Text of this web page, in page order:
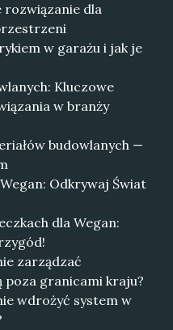
rozwiązanie dla
w garażu i jak je
Kluczowe
w branży
budowlanych —
Odkrywaj Świat
dla Wegan:
zarządzać
poza granicami kraju?
wdrożyć system w